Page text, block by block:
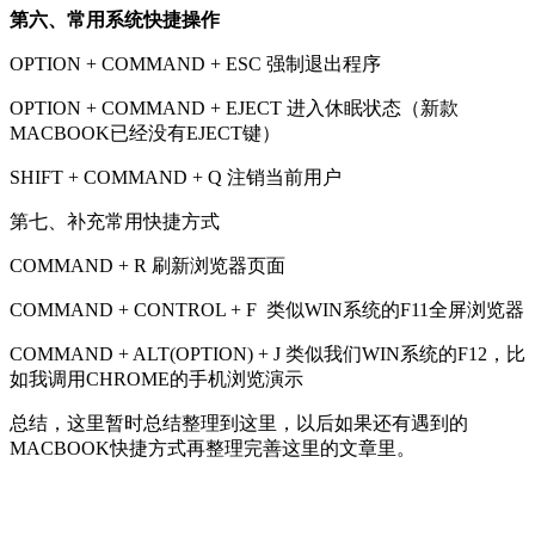
第六、常用系统快捷操作
OPTION + COMMAND + ESC 强制退出程序
OPTION + COMMAND + EJECT 进入休眠状态（新款
MACBOOK已经没有EJECT键）
SHIFT + COMMAND + Q 注销当前用户
第七、补充常用快捷方式
COMMAND + R 刷新浏览器页面
COMMAND + CONTROL + F 类似WIN系统的F11全屏浏览器
COMMAND + ALT(OPTION) + J 类似我们WIN系统的F12，比
如我调用CHROME的手机浏览演示
总结，这里暂时总结整理到这里，以后如果还有遇到的
MACBOOK快捷方式再整理完善这里的文章里。